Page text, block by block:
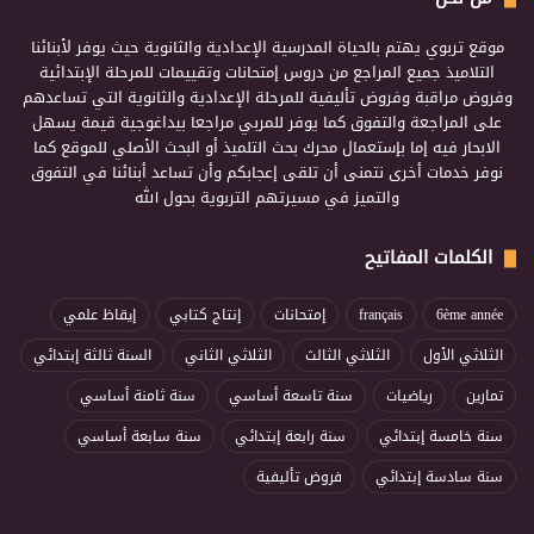
موقع تربوي يهتم بالحياة المدرسية الإعدادية والثانوية حيث يوفر لأبنائنا
التلاميذ جميع المراجع من دروس إمتحانات وتقييمات للمرحلة الإبتدائية
وفروض مراقبة وفروض تأليفية للمرحلة الإعدادية والثانوية التي تساعدهم
على المراجعة والتفوق كما يوفر للمربي مراجعا بيداغوجية قيمة يسهل
الابحار فيه إما بإستعمال محرك بحث التلميذ أو البحث الأصلي للموقع كما
نوفر خدمات أخرى نتمنى أن تلقى إعجابكم وأن تساعد أبنائنا في التفوق
والتميز في مسيرتهم التربوية بحول الله
الكلمات المفاتيح
6ème année
français إمتحانات إنتاج كتابي
إيقاظ علمي
الثلاثي الأول
الثلاثي الثالث الثلاثي الثاني
السنة ثالثة إبتدائي
تمارين
رياضيات سنة تاسعة أساسي
سنة ثامنة أساسي
سنة خامسة إبتدائي
سنة رابعة إبتدائي
سنة سابعة أساسي
سنة سادسة إبتدائي
فروض تأليفية